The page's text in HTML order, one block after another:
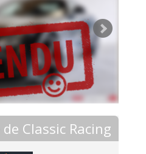
de Classic Racing